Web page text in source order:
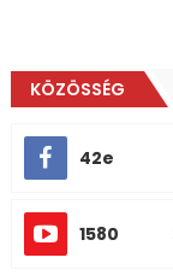
KÖZÖSSÉG
42e
1580